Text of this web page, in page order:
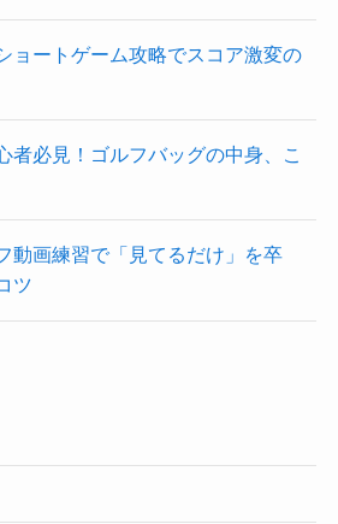
ョートゲーム攻略でスコア激変の
者必見！ゴルフバッグの中身、こ
動画練習で「見てるだけ」を卒
ツ